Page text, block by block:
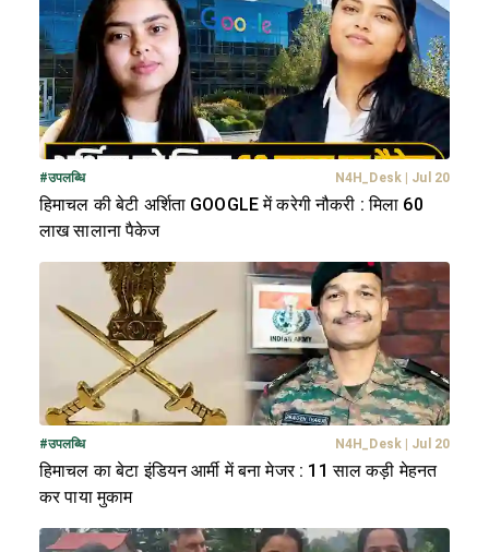
#उपलब्धि N4H_Desk| Jul 20
हिमाचल की बेटी अर्शिता GOOGLE में करेगी नौकरी : मिला 60
लाख सालाना पैकेज
#उपलब्धि N4H_Desk| Jul 20
हिमाचल का बेटा इंडियन आर्मी में बना मेजर : 11 साल कड़ी मेहनत
कर पाया मुकाम